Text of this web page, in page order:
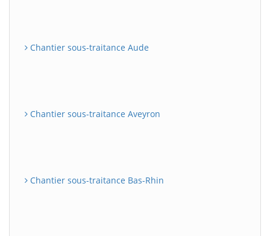
Chantier sous-traitance Aude
Chantier sous-traitance Aveyron
Chantier sous-traitance Bas-Rhin